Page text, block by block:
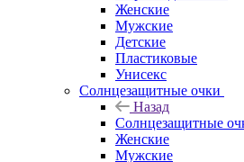
Женские
Мужские
Детские
Пластиковые
Унисекс
Солнцезащитные очки
Назад
Солнцезащитные
Женские
Мужские